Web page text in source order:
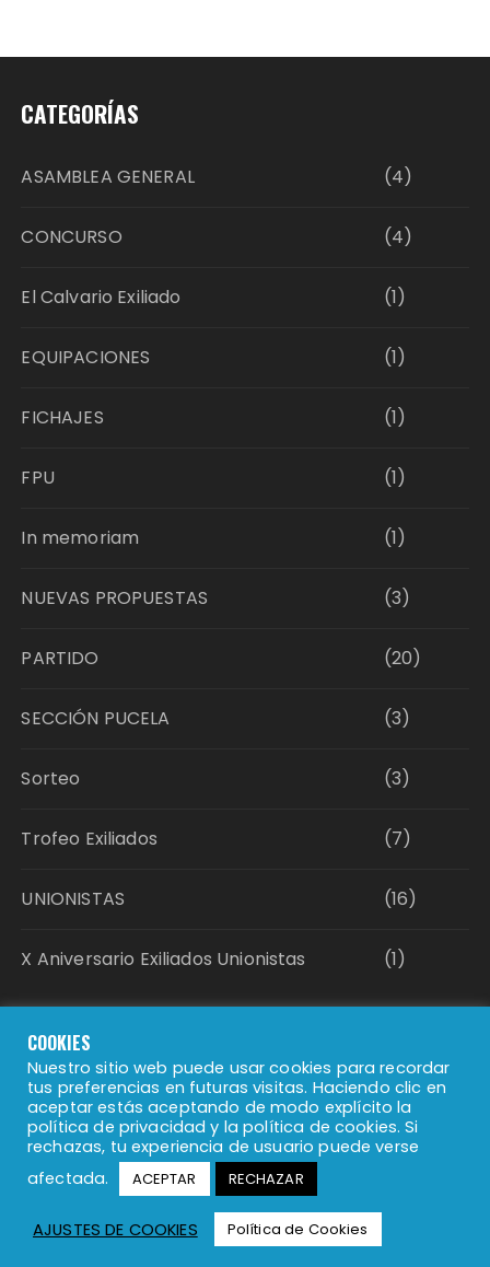
CATEGORÍAS
ASAMBLEA GENERAL (4)
CONCURSO (4)
El Calvario Exiliado (1)
EQUIPACIONES (1)
FICHAJES (1)
FPU (1)
In memoriam (1)
NUEVAS PROPUESTAS (3)
PARTIDO (20)
SECCIÓN PUCELA (3)
Sorteo (3)
Trofeo Exiliados (7)
UNIONISTAS (16)
X Aniversario Exiliados Unionistas (1)
Política de Privacidad
Política de Cookies
Aviso Legal
Themebeez
COOKIES
Nuestro sitio web puede usar cookies para recordar
tus preferencias en futuras visitas. Haciendo clic en
aceptar estás aceptando de modo explícito la
política de privacidad y la política de cookies. Si
rechazas, tu experiencia de usuario puede verse
afectada.
ACEPTAR RECHAZAR
AJUSTES DE COOKIES Política de Cookies